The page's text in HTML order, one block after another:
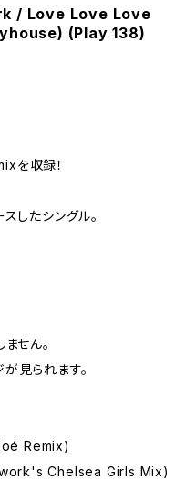
/ Love Love Love
(Play 138)
を収録！
したシングル。
せん。
見られます。
Remix)
Chelsea Girls Mix)